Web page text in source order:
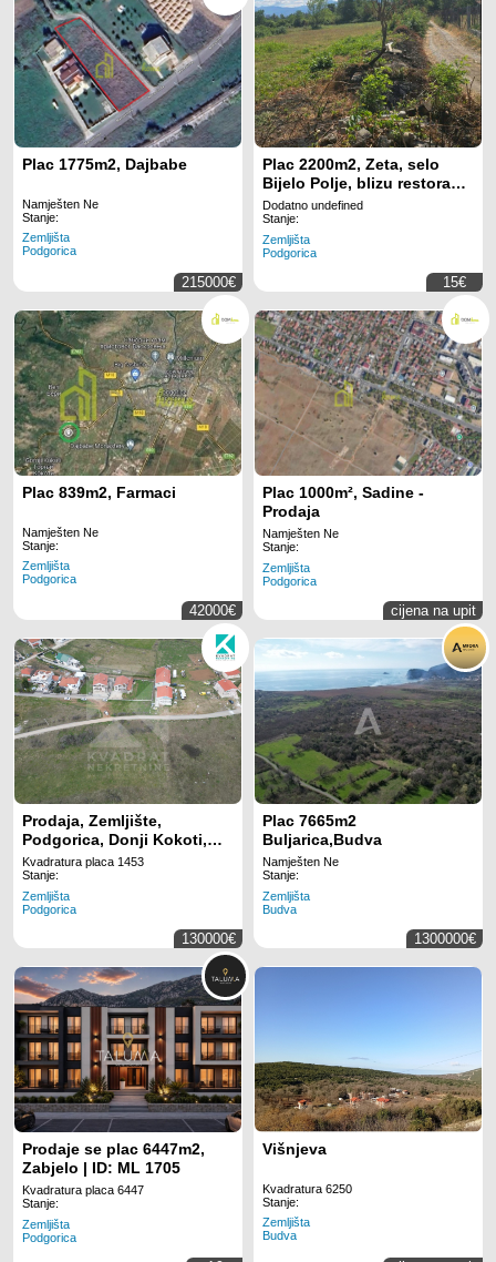
Plac 1775m2, Dajbabe
Namješten Ne
Stanje:
Zemljišta
Podgorica
215000€
Plac 2200m2, Zeta, selo
Bijelo Polje, blizu restorana
Roštiljijada
Dodatno undefined
Stanje:
Zemljišta
Podgorica
15€
Plac 839m2, Farmaci
Namješten Ne
Stanje:
Zemljišta
Podgorica
42000€
Plac 1000m², Sadine -
Prodaja
Namješten Ne
Stanje:
Zemljišta
Podgorica
cijena na upit
Prodaja, Zemljište,
Podgorica, Donji Kokoti,
1453m2
Kvadratura placa 1453
Stanje:
Zemljišta
Podgorica
130000€
Plac 7665m2
Buljarica,Budva
Namješten Ne
Stanje:
Zemljišta
Budva
1300000€
Prodaje se plac 6447m2,
Zabjelo | ID: ML 1705
Kvadratura placa 6447
Stanje:
Zemljišta
Podgorica
Višnjeva
Kvadratura 6250
Stanje:
Zemljišta
Budva